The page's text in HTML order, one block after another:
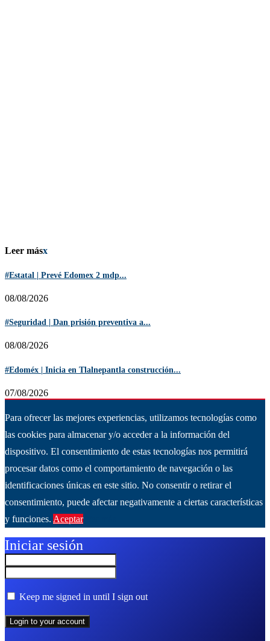
Leer másx
#Estatal | Prevé Edomex 2 mdp...
08/08/2026
#Seguridad | Dan prisión preventiva a...
08/08/2026
#Edoméx | Inicia en Tlalnepantla construcción...
07/08/2026
Para ofrecer las mejores experiencias, utilizamos tecnologías como
las cookies para almacenar y/o acceder a la información del
dispositivo. El consentimiento de estas tecnologías nos permitirá
procesar datos como el comportamiento de navegación o las
identificaciones únicas en este sitio. No consentir o retirar el
consentimiento, puede afectar negativamente a ciertas características
y funciones. Aceptar
Iniciar sesión
Keep me signed in until I sign out